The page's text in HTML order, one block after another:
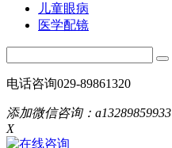
儿童眼病
医学配镜
电话咨询029-89861320
添加微信咨询： a13289859933
X